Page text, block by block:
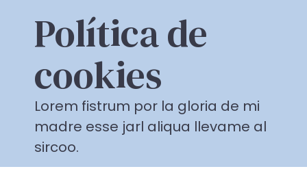
Política de
cookies
Lorem fistrum por la gloria de mi
madre esse jarl aliqua llevame al
sircoo.